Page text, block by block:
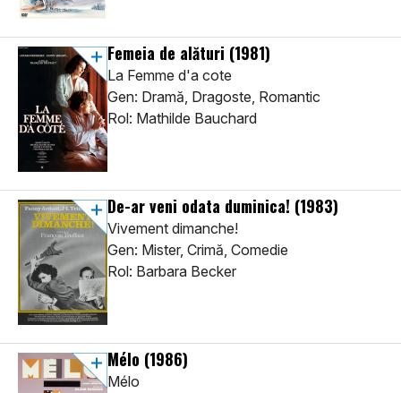
Femeia de alături (1981)
La Femme d'a cote
Gen: Dramă, Dragoste, Romantic
Rol: Mathilde Bauchard
De-ar veni odata duminica! (1983)
Vivement dimanche!
Gen: Mister, Crimă, Comedie
Rol: Barbara Becker
Mélo (1986)
Mélo